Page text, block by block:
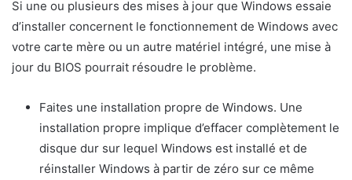
Si une ou plusieurs des mises à jour que Windows essaie
d’installer concernent le fonctionnement de Windows avec
votre carte mère ou un autre matériel intégré, une mise à
jour du BIOS pourrait résoudre le problème.
Faites une installation propre de Windows. Une
installation propre implique d’effacer complètement le
disque dur sur lequel Windows est installé et de
réinstaller Windows à partir de zéro sur ce même